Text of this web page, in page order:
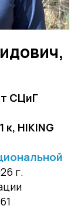
СЦиГ
к, HIKING
г.